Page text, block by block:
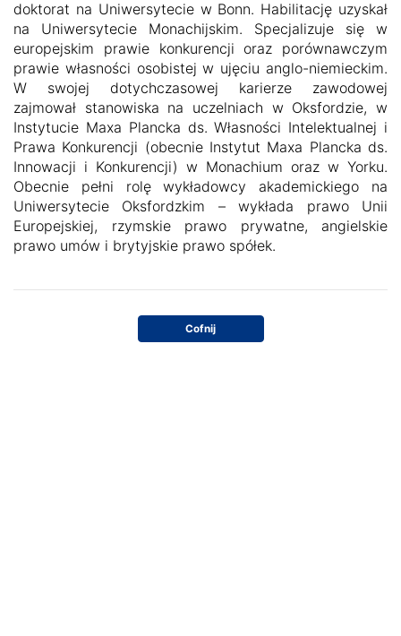
doktorat na Uniwersytecie w Bonn. Habilitację uzyskał
na Uniwersytecie Monachijskim. Specjalizuje się w
europejskim prawie konkurencji oraz porównawczym
prawie własności osobistej w ujęciu anglo-niemieckim.
W swojej dotychczasowej karierze zawodowej
zajmował stanowiska na uczelniach w Oksfordzie, w
Instytucie Maxa Plancka ds. Własności Intelektualnej i
Prawa Konkurencji (obecnie Instytut Maxa Plancka ds.
Innowacji i Konkurencji) w Monachium oraz w Yorku.
Obecnie pełni rolę wykładowcy akademickiego na
Uniwersytecie Oksfordzkim – wykłada prawo Unii
Europejskiej, rzymskie prawo prywatne, angielskie
prawo umów i brytyjskie prawo spółek.